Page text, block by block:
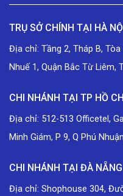
TRỤ SỞ CHÍNH TẠI HÀ
Địa chỉ: Tầng 2, Tháp B,
Nhuế 1, Quận Bắc Từ Liêm,
CHI NHÁNH TẠI TP HỒ
Địa chỉ: 512-513 Officetel,
Minh Giám, P 9, Q Phú
CHI NHÁNH TẠI ĐÀ NẴNG
Địa chỉ: Shophouse 304,